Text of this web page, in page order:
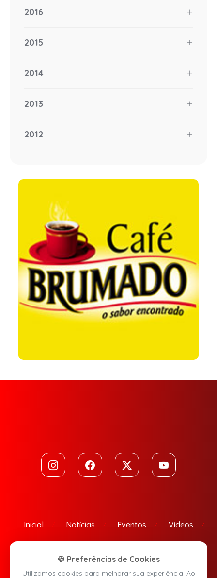
2016
2015
2014
2013
2012
Inicial Notícias Eventos Vídeos
🍪 Preferências de Cookies
Utilizamos cookies para melhorar sua experiência. Ao